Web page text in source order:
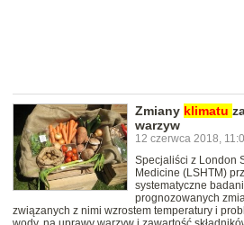
Zmiany klimatu
warzyw
12 czerwca 2018,
Specjaliści z London
Medicine (LSHTM)
systematyczne
prognozowanych
związanych z nimi wzrostem temperatury i